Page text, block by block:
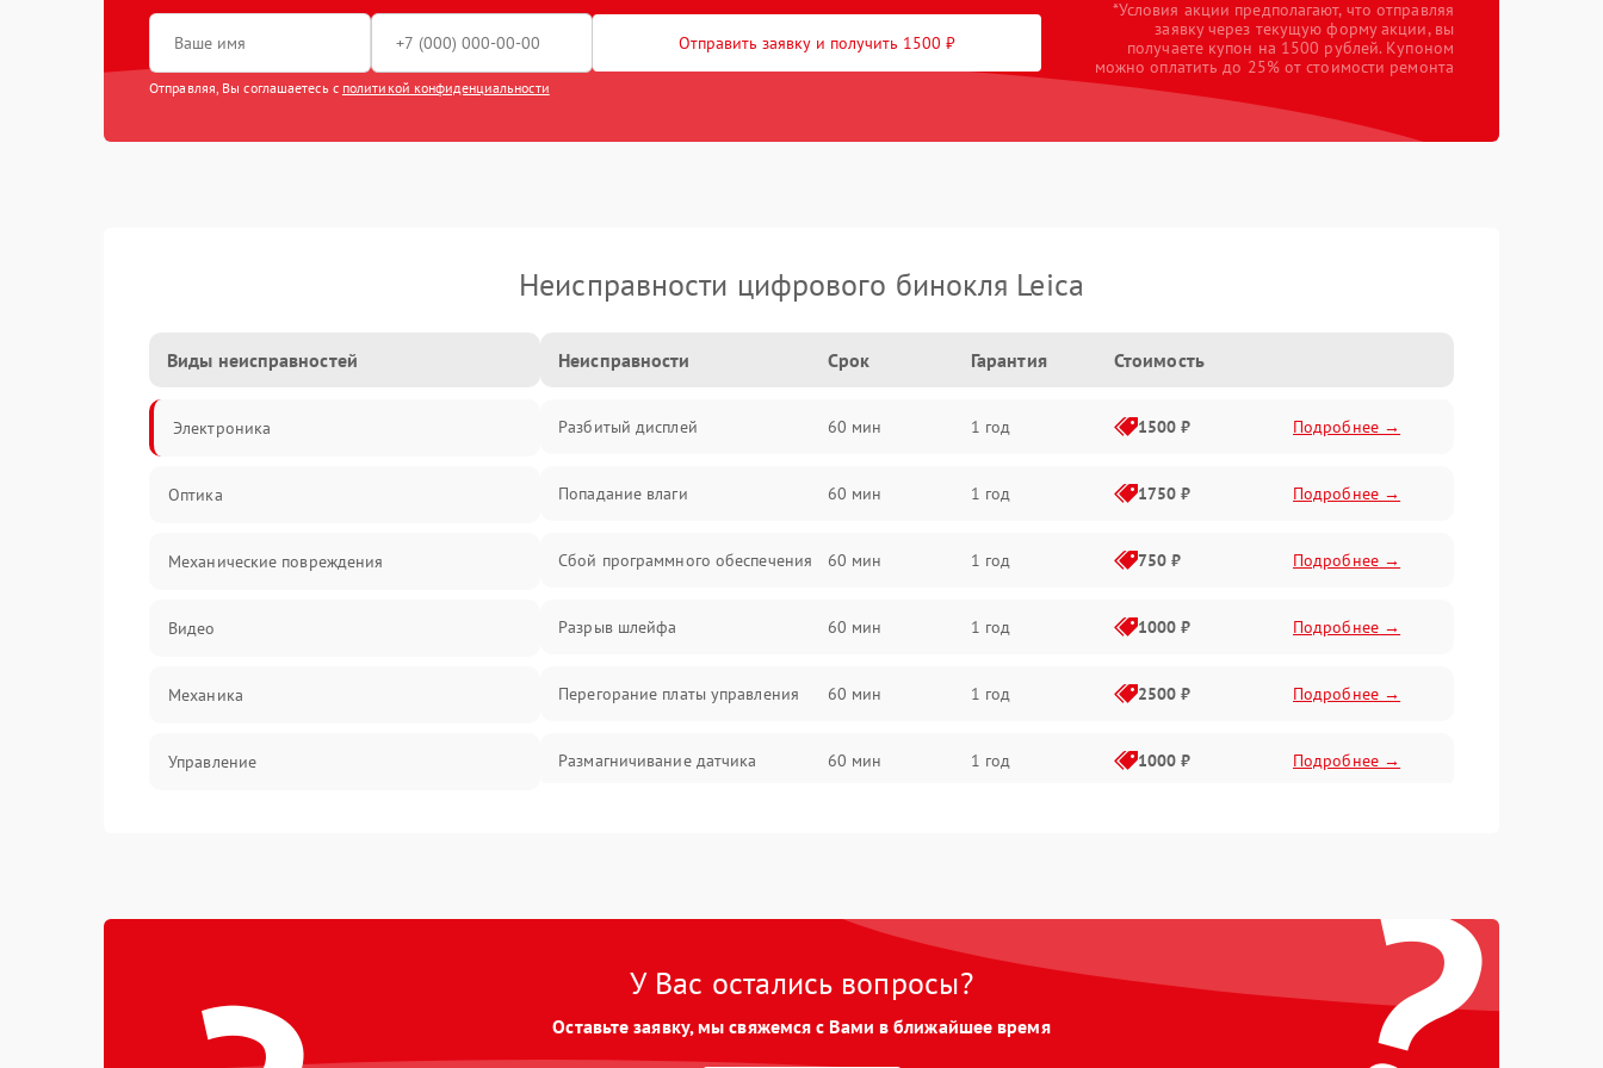
Отправить заявку и получить 1500 ₽
Отправляя, Вы соглашаетесь с политикой конфиденциальности
*Условия акции предполагают, что отправляя
заявку через текущую форму акции, вы
получаете купон на 1500 рублей. Купоном
можно оплатить до 25% от стоимости ремонта
Неисправности цифрового бинокля Leica
Виды неисправностей
Электроника
Оптика
Механические повреждения
Видео
Механика
Управление
Электроника/Оптика
Неисправности Срок Гарантия Стоимость
Разбитый дисплей 60 мин 1 год 1500 ₽ Подробнее →
Попадание влаги 60 мин 1 год 1750 ₽ Подробнее →
Сбой программного обеспечения 60 мин 1 год 750 ₽ Подробнее →
Разрыв шлейфа 60 мин 1 год 1000 ₽ Подробнее →
Перегорание платы управления 60 мин 1 год 2500 ₽ Подробнее →
Размагничивание датчика 60 мин 1 год 1000 ₽ Подробнее →
Разрядка аккумулятора за коркое 60 мин 1 год 1000 ₽
У Вас остались вопросы?
Оставьте заявку, мы свяжемся с Вами в ближайшее время